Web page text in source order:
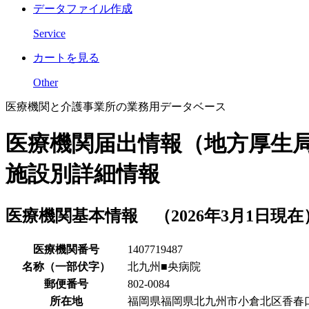
データファイル作成
Service
カートを見る
Other
医療機関と介護事業所の業務用データベース
医療機関届出情報（地方厚生局
施設別詳細情報
医療機関基本情報 （2026年3月1日現在
医療機関番号
1407719487
名称（一部伏字）
北九州■央病院
郵便番号
802-0084
所在地
福岡県福岡県北九州市小倉北区香春